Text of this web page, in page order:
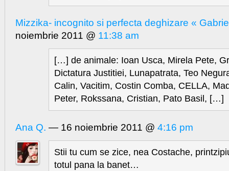
Mizzika- incognito si perfecta deghizare «
noiembrie 2011 @ 11:38 am
[…] de animale: Ioan Usca, Mirela Pete,
Dictatura Justitiei, Lunapatrata, Teo
Calin, Vacitim, Costin Comba, CELLA,
Peter, Rokssana, Cristian, Pato Basil, […]
Ana Q. — 16 noiembrie 2011 @ 4:16 pm
Stii tu cum se zice, nea Costache,
totul pana la banet…